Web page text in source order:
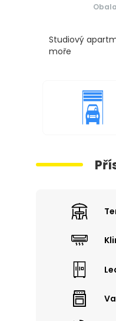
Studiový
moře